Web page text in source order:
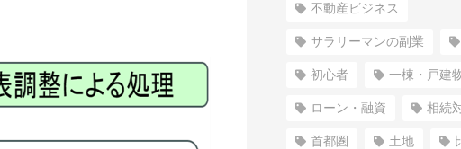
不動産ビジネス
サラリーマンの副業
初心者 一棟・戸建
ローン・融資 相続
首都圏 土地